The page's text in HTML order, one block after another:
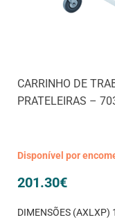
CARRINHO DE
PRATELEIRAS –
Disponível por
201.30€
DIMENSÕES